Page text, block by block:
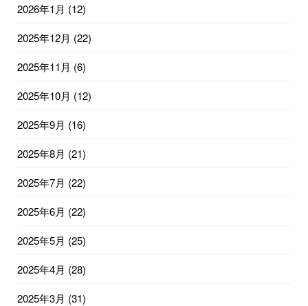
2026年1月 (12)
2025年12月 (22)
2025年11月 (6)
2025年10月 (12)
2025年9月 (16)
2025年8月 (21)
2025年7月 (22)
2025年6月 (22)
2025年5月 (25)
2025年4月 (28)
2025年3月 (31)